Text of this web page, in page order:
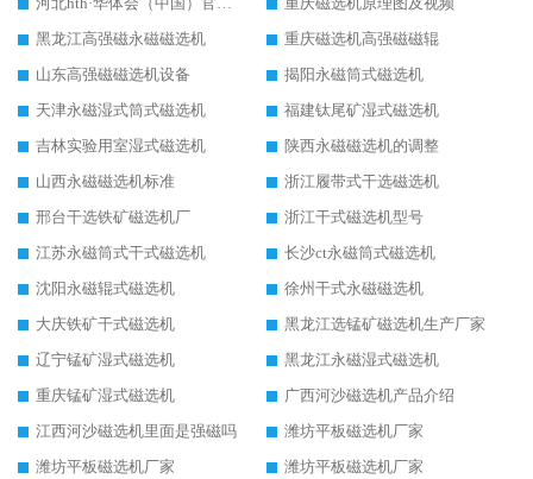
黑龙江高强磁永磁磁选机
重庆磁选机高强磁磁辊
山东高强磁磁选机设备
揭阳永磁筒式磁选机
天津永磁湿式筒式磁选机
福建钛尾矿湿式磁选机
吉林实验用室湿式磁选机
陕西永磁磁选机的调整
山西永磁磁选机标准
浙江履带式干选磁选机
邢台干选铁矿磁选机厂
浙江干式磁选机型号
江苏永磁筒式干式磁选机
长沙ct永磁筒式磁选机
沈阳永磁辊式磁选机
徐州干式永磁磁选机
大庆铁矿干式磁选机
黑龙江选锰矿磁选机生产厂家
辽宁锰矿湿式磁选机
黑龙江永磁湿式磁选机
重庆锰矿湿式磁选机
广西河沙磁选机产品介绍
江西河沙磁选机里面是强磁吗
潍坊平板磁选机厂家
潍坊平板磁选机厂家
潍坊平板磁选机厂家